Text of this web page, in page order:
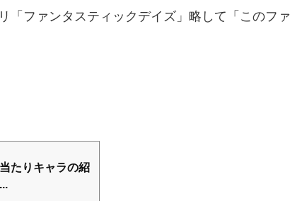
「ファンタスティックデイズ」略して「このファ
たりキャラの紹